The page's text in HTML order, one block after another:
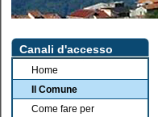
Canali d'accesso
Home
Il Comune
Come fare per